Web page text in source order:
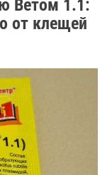
Ветом 1.1:
от клещей